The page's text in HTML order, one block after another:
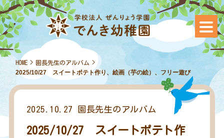
HOME > 園長先生のアルバム >
2025/10/27 スイートポテト作り、絵画（芋の絵）、フリー遊び
2025.10.27 園長先生のアルバム
2025/10/27 スイートポテト作